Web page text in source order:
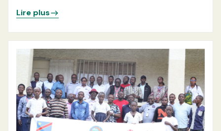
Lire plus